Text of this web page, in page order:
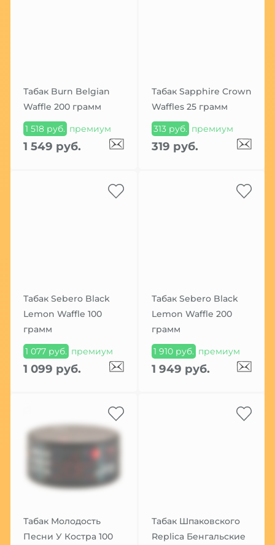
Табак Burn Belgian
Waffle 200 грамм
1 518 руб. премиум
1 549 руб.
Табак Sapphire Crown
Waffles 25 грамм
313 руб. премиум
319 руб.
Табак Sebero Black
Lemon Waffle 100
грамм
1 077 руб. премиум
1 099 руб.
Табак Sebero Black
Lemon Waffle 200
грамм
1 910 руб. премиум
1 949 руб.
Табак Молодость
Песни У Костра 100
Табак Шпаковского
Replica Бенгальские